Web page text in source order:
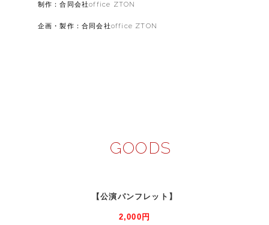
制作：合同会社office ZTON
企画・製作：合同会社office ZTON
GOODS
【公演パンフレット】
2,000円